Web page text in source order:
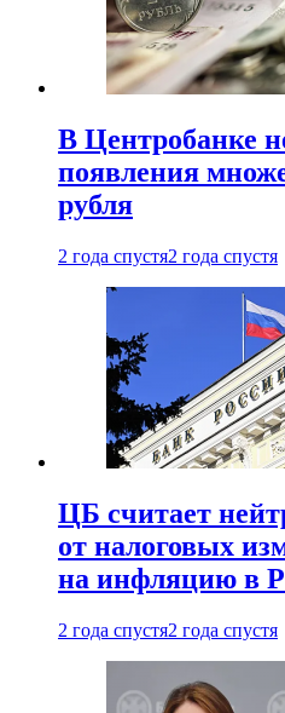
В Центробанке
появления
рубля
2 года спустя2 года спустя
ЦБ считает
от налоговых
на инфляцию в
2 года спустя2 года спустя